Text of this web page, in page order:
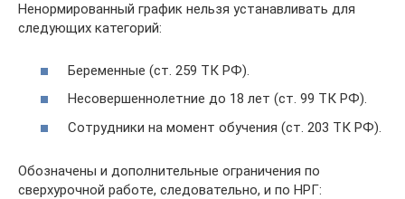
Ненормированный график нельзя устанавливать для
следующих категорий:
Беременные (ст. 259 ТК РФ).
Несовершеннолетние до 18 лет (ст. 99 ТК РФ).
Сотрудники на момент обучения (ст. 203 ТК РФ).
Обозначены и дополнительные ограничения по
сверхурочной работе, следовательно, и по НРГ: